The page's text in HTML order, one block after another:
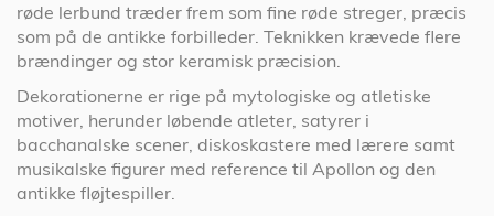
røde lerbund træder frem som fine røde streger, præcis
som på de antikke forbilleder. Teknikken krævede flere
brændinger og stor keramisk præcision.
Dekorationerne er rige på mytologiske og atletiske
motiver, herunder løbende atleter, satyrer i
bacchanalske scener, diskoskastere med lærere samt
musikalske figurer med reference til Apollon og den
antikke fløjtespiller.